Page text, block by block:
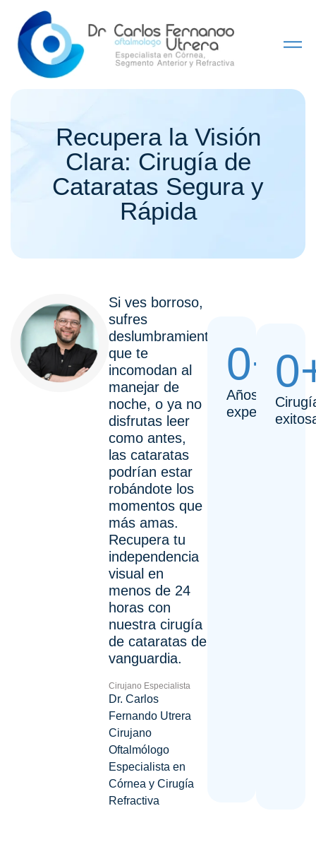
Recupera la Visión
Clara: Cirugía de
Cataratas Segura y
Rápida
Si ves borroso,
sufres
deslumbramientos
que te
incomodan al
manejar de
noche, o ya no
disfrutas leer
como antes,
las cataratas
podrían estar
robándote los
momentos que
más amas.
Recupera tu
independencia
visual en
menos de 24
horas con
nuestra cirugía
de cataratas de
vanguardia.
Cirujano Especialista
Dr. Carlos
Fernando Utrera
Cirujano
Oftalmólogo
Especialista en
Córnea y Cirugía
Refractiva
Años de
experiencia
0+0